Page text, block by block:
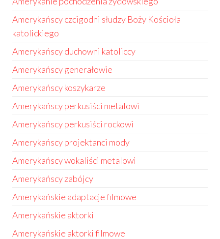
Amerykańscy czcigodni słudzy Boży Kościoła
katolickiego
Amerykańscy duchowni katoliccy
Amerykańscy generałowie
Amerykańscy koszykarze
Amerykańscy perkusiści metalowi
Amerykańscy perkusiści rockowi
Amerykańscy projektanci mody
Amerykańscy wokaliści metalowi
Amerykańscy zabójcy
Amerykańskie adaptacje filmowe
Amerykańskie aktorki
Amerykańskie aktorki filmowe